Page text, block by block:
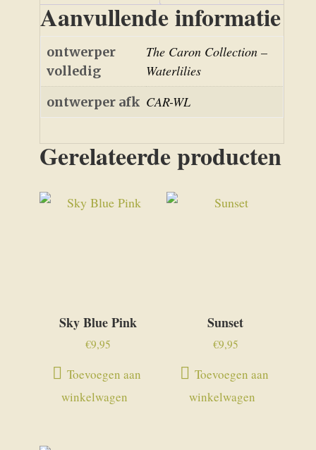
Aanvullende informatie
ontwerper
volledig
The Caron Collection –
Waterlilies
ontwerper afk CAR-WL
Gerelateerde producten
Sky Blue Pink
€9,95
Toevoegen aan
winkelwagen
Sunset
€9,95
Toevoegen aan
winkelwagen